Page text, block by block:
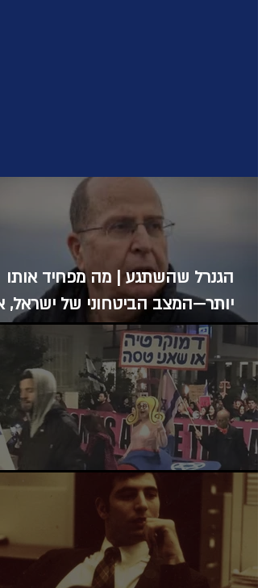
הגנרל שהשתגע | מה מפחיד אותו
יותר—המצב הביטחוני של ישראל,
הפחד שהוא עצמו יישכח?
תמרור האזהרה למדינת ישראל